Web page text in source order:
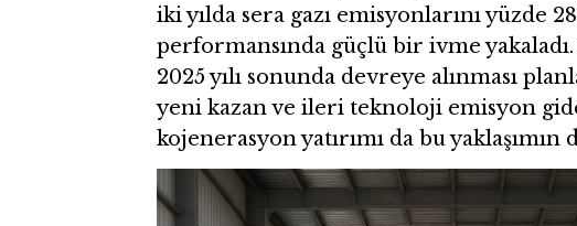
iki yılda sera gazı emisyonlarını yüzde
performansında güçlü bir ivme
2025 yılı sonunda devreye alınması
yeni kazan ve ileri teknoloji emisyon
kojenerasyon yatırımı da bu yaklaşımın